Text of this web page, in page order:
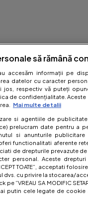
să rămână
accesăm informații pe
datelor cu caracter
respectiv vă puteți
de confidențialitate. Aceste
Mai multe detalii
si agentiile de
prelucram date pentru a
si anunturile
functionalitati aferente
de drepturile prevazute de
personal. Aceste
TOATE”, acceptati
dvs. cu privire la stocarea/
“VREAU SA MODIFIC
putin cele legate de cookie